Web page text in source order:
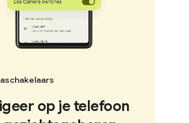
op je telefoon